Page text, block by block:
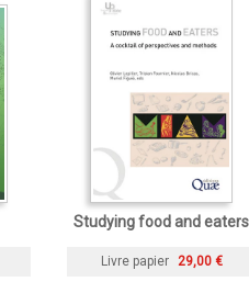
Studying food and eaters
Livre papier 29,00 €